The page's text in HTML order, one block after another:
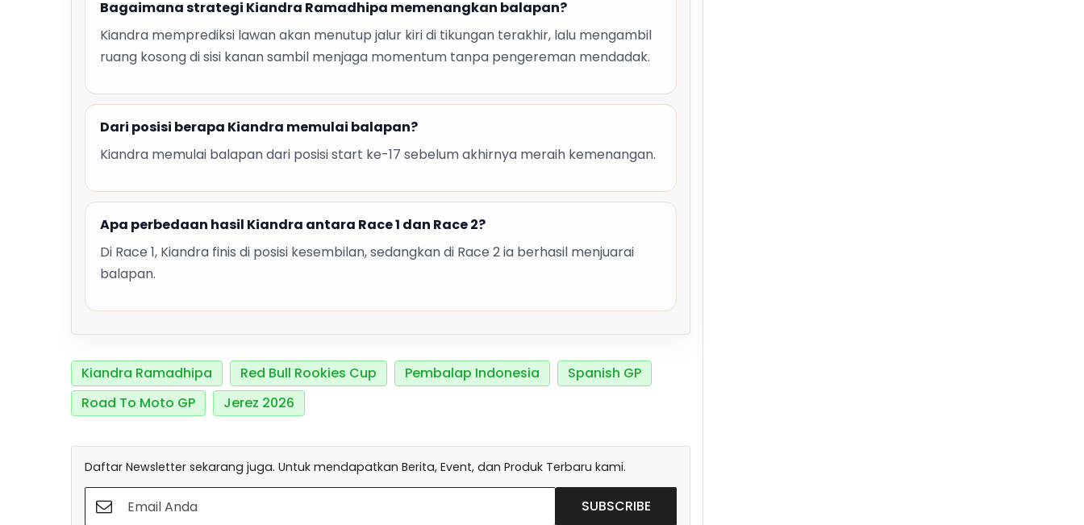
Bagaimana strategi Kiandra Ramadhipa memenangkan balapan?
Kiandra memprediksi lawan akan menutup jalur kiri di tikungan terakhir, lalu mengambil
ruang kosong di sisi kanan sambil menjaga momentum tanpa pengereman mendadak.
Dari posisi berapa Kiandra memulai balapan?
Kiandra memulai balapan dari posisi start ke-17 sebelum akhirnya meraih kemenangan.
Apa perbedaan hasil Kiandra antara Race 1 dan Race 2?
Di Race 1, Kiandra finis di posisi kesembilan, sedangkan di Race 2 ia berhasil menjuarai
balapan.
Kiandra Ramadhipa Red Bull Rookies Cup Pembalap Indonesia
Spanish GP
Road To Moto GP
Jerez 2026
Daftar Newsletter sekarang juga. Untuk mendapatkan Berita, Event, dan Produk Terbaru kami.
SUBSCRIBE